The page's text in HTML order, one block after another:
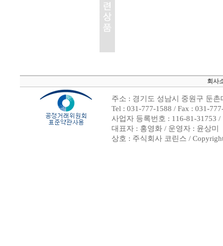
회사
주소 : 경기도 성남시 중원구 둔
Tel : 031-777-1588 / Fax : 031-
사업자 등록번호 : 116-81-31753
대표자 : 홍영화 / 운영자 : 윤상미
상호 : 주식회사 코린스 /